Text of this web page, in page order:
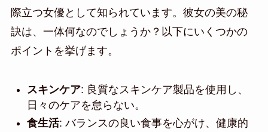
際立つ女優として知られています。彼女の美の秘
訣は、一体何なのでしょうか？以下にいくつかの
ポイントを挙げます。
スキンケア: 良質なスキンケア製品を使用し、
日々のケアを怠らない。
食生活: バランスの良い食事を心がけ、健康的